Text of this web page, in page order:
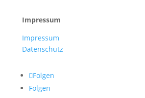
Impressum
Impressum
Datenschutz
Folgen
Folgen